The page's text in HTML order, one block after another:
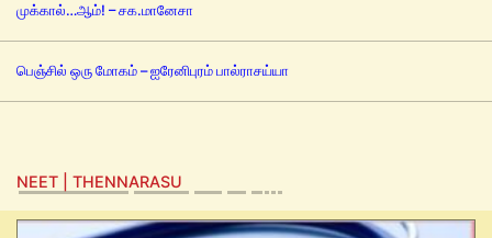
முக்கால்…ஆம்! – சக.மானேசா
பெஞ்சில் ஒரு மோகம் – ஐரேனிபுரம் பால்ராசய்யா
NEET | THENNARASU